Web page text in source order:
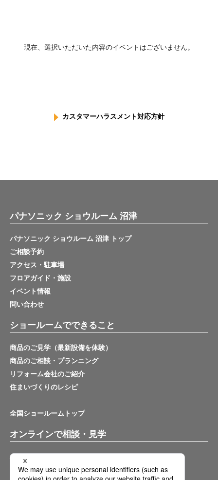
現在、選択いただいた内容のイベントはございません。
カスタマーハラスメント対応方針
パナソニック ショウルーム 沼津
パナソニック ショウルーム 沼津 トップ
ご相談予約
アクセス・駐車場
フロアガイド・施設
イベント情報
問い合わせ
ショールームでできること
商品のご見学（最新設備を体験）
商品のご相談・プランニング
リフォーム会社のご紹介
住まいづくりのレシピ
全国ショールームトップ
オンラインで相談・見学
バーチャルショールーム
オンライン相談サービス